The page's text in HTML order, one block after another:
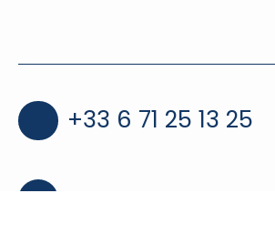
+33 6 71 25 13 25